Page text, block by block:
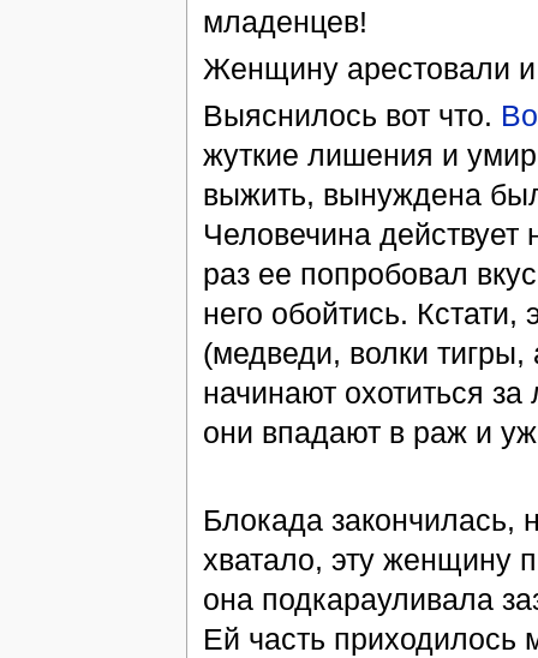
младенцев!
Женщину арестовали
Выяснилось вот что.
жуткие лишения и
выжить, вынуждена
Человечина
раз ее попробовал
него обойтись.
(медведи, волки
начинают охотиться
они впадают в раж и
Блокада закончилась,
хватало, эту женщину
она подкарауливала
Ей часть приходилось